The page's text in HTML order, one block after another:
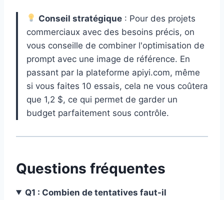
Conseil stratégique : Pour des projets
commerciaux avec des besoins précis, on
vous conseille de combiner l'optimisation de
prompt avec une image de référence. En
passant par la plateforme apiyi.com, même
si vous faites 10 essais, cela ne vous coûtera
que 1,2 $, ce qui permet de garder un
budget parfaitement sous contrôle.
Questions fréquentes
Q1 : Combien de tentatives faut-il